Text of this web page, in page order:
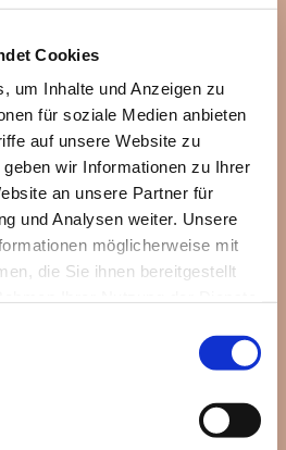
Cookies
um Inhalte und Anzeigen zu
für soziale Medien anbieten
auf unsere Website zu
wir Informationen zu Ihrer
an unsere Partner für
und Analysen weiter. Unsere
möglicherweise mit
die Sie ihnen bereitgestellt